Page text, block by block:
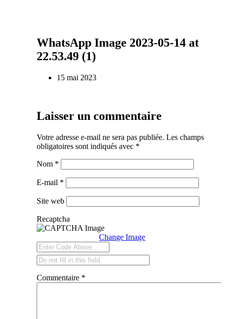
WhatsApp Image 2023-05-14 at
22.53.49 (1)
15 mai 2023
Laisser un commentaire
Votre adresse e-mail ne sera pas publiée. Les champs
obligatoires sont indiqués avec *
Nom *
E-mail *
Site web
Recaptcha
Change Image
Commentaire *